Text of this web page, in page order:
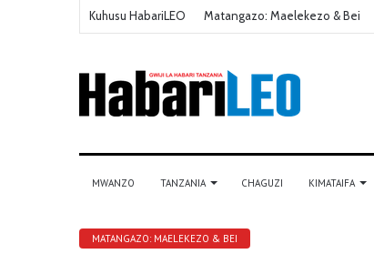
Kuhusu HabariLEO Matangazo: Maelekezo & Bei
MWANZO TANZANIA CHAGUZI KIMATAIFA
MATANGAZO: MAELEKEZO & BEI